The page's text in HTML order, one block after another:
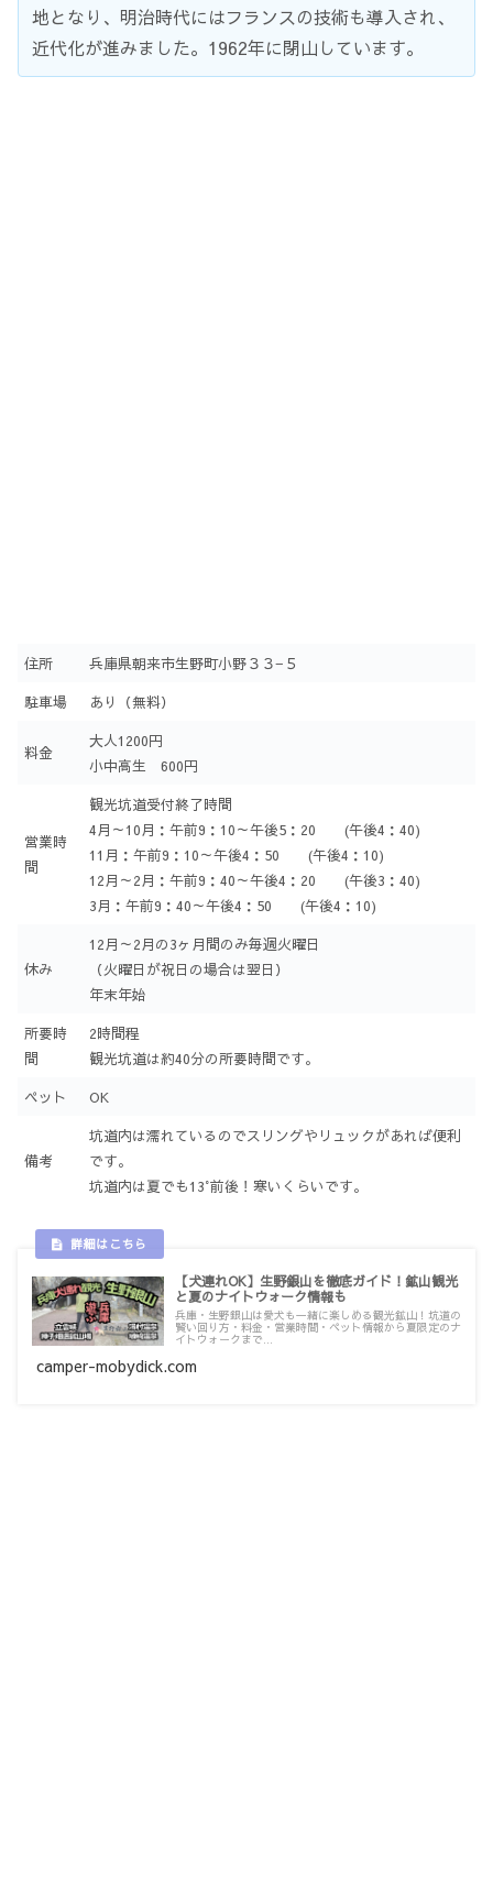
地となり、明治時代にはフランスの技術も導入され、
近代化が進みました。1962年に閉山しています。
住所 兵庫県朝来市生野町小野３３−５
駐車場 あり（無料）
料金
大人1200円
小中高生 600円
営業時
間
観光坑道受付終了時間
4月～10月：午前9：10～午後5：20 (午後4：40)
11月：午前9：10～午後4：50 (午後4：10)
12月～2月：午前9：40～午後4：20 (午後3：40)
3月：午前9：40～午後4：50 (午後4：10)
休み
12月～2月の3ヶ月間のみ毎週火曜日
（火曜日が祝日の場合は翌日）
年末年始
所要時
間
2時間程
観光坑道は約40分の所要時間です。
ペット OK
備考
坑道内は濡れているのでスリングやリュックがあれば便利
です。
坑道内は夏でも13°前後！寒いくらいです。
【犬連れOK】生野銀山を徹底ガイド！鉱山観光
と夏のナイトウォーク情報も
兵庫・生野銀山は愛犬も一緒に楽しめる観光鉱山！坑道の
賢い回り方・料金・営業時間・ペット情報から夏限定のナ
イトウォークまで...
camper-mobydick.com